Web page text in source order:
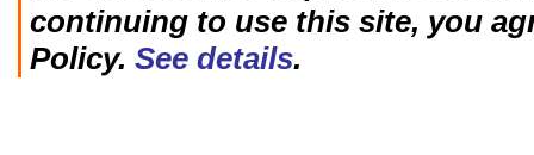
continuing to use this site, you
Policy. See details.